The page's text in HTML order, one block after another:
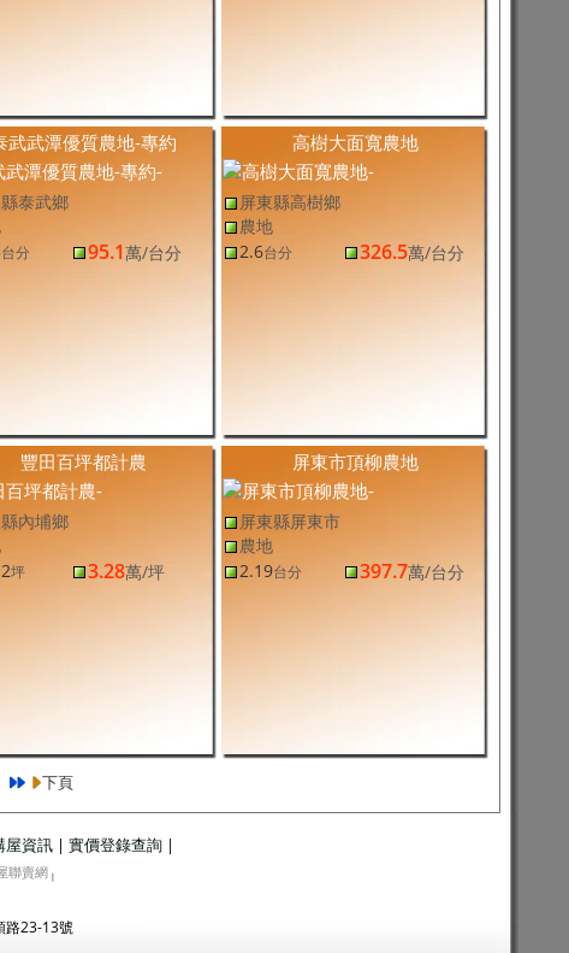
武武潭優質農地-專約
泰武鄉
台分 95.1萬/台分
高樹大面寬農地
屏東縣高樹鄉
農地
2.6台分 326.5萬/台分
豐田百坪都計農
內埔鄉
坪 3.28萬/坪
屏東市頂柳農地
屏東縣屏東市
農地
2.19台分 397.7萬/台分
下頁
屋資訊 | 實價登錄查詢 |
聯賣網 |
23-13號